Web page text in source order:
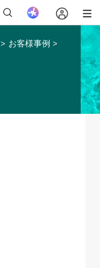
> お客様事例 >